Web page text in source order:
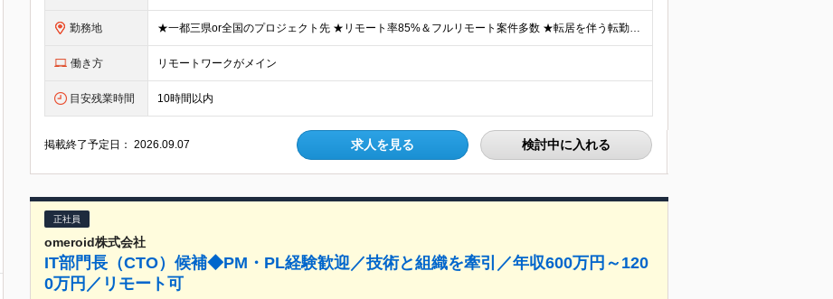
勤務地 ★一都三県or全国のプロジェクト先 ★リモート率85%＆フルリモート案件多数 ★転居を伴う転勤なし ★U・Iターンも歓迎！地方在住者の採用実績も多数あり ■本社 東京都渋谷区恵比寿西1-32-16
働き方 リモートワークがメイン
目安残業時間 10時間以内
掲載終了予定日：2026.09.07 求人を見る 検討中に入れる
正社員
omeroid株式会社
IT部門長（CTO）候補◆PM・PL経験歓迎／技術と組織を牽引／年収600万円～120
0万円／リモート可